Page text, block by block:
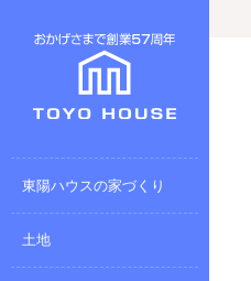
東陽ハウスの家づくり
土地